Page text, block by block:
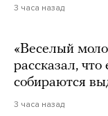
3 часа назад
«Веселый
рассказал,
собираются
3 часа назад